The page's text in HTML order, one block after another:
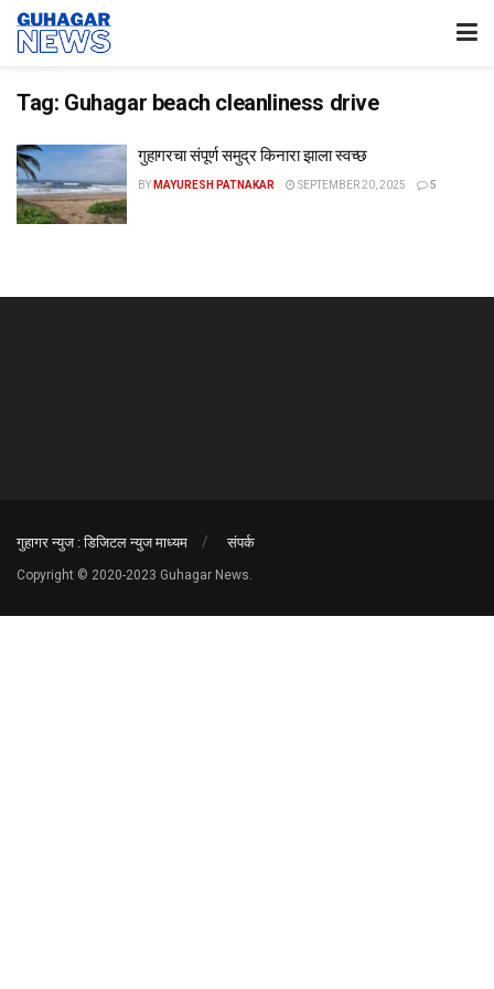
Tag: Guhagar beach cleanliness drive
गुहागरचा संपूर्ण समुद्र किनारा झाला स्वच्छ
BY MAYURESH PATNAKAR SEPTEMBER 20, 2025 5
गुहागर न्युज : डिजिटल न्युज माध्यम संपर्क
Copyright © 2020-2023 Guhagar News.